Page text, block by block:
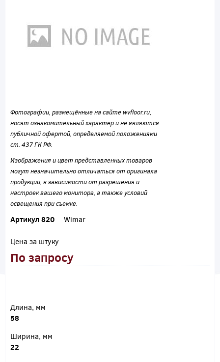
Фотографии, размещённые на сайте wvfloor.ru,
носят ознакомительный характер и не являются
публичной офертой, определяемой положениями
ст. 437 ГК РФ.
Изображения и цвет представленных товаров
могут незначительно отличаться от оригинала
продукции, в зависимости от разрешения и
настроек вашего монитора, а также условий
освещения при съемке.
Артикул 820 Wimar
Цена за штуку
По запросу
Длина, мм
58
Ширина, мм
22